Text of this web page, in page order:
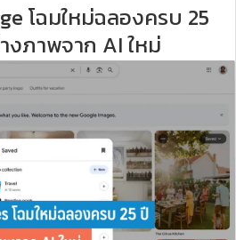
โฉมใหม่ฉลองครบ 25
ภาพจาก AI ใหม่